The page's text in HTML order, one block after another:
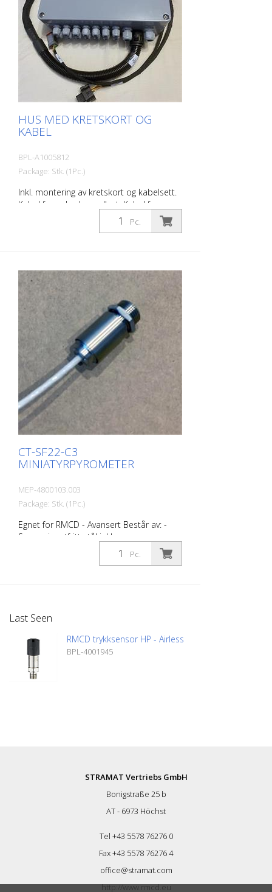
HUS MED KRETSKORT OG
KABEL
BPL-A1005812
Package: Stk. (1Pc.)
Inkl. montering av kretskort og kabelsett.
Kabel for enkoder vedlagt. Kabel for
ekstra sensorer, telematikkmodul og
Pc.
CT-SF22-C3
MINIATYRPYROMETER
MEP-4800103.003
Package: Stk. (1Pc.)
Egnet for RMCD - Avansert Består av: -
Sensor i rustfritt stål inkl.
monteringsmutter (M12x1) - 3 m
sensorkabel - Kontrollenhet med LCD-
Pc.
Last Seen
RMCD trykksensor HP - Airless
BPL-4001945
STRAMAT Vertriebs GmbH
Bonigstraße 25 b
AT - 6973 Höchst
Tel +43 5578 76276 0
Fax +43 5578 76276 4
office@stramat.com
http://www.rmcd.eu